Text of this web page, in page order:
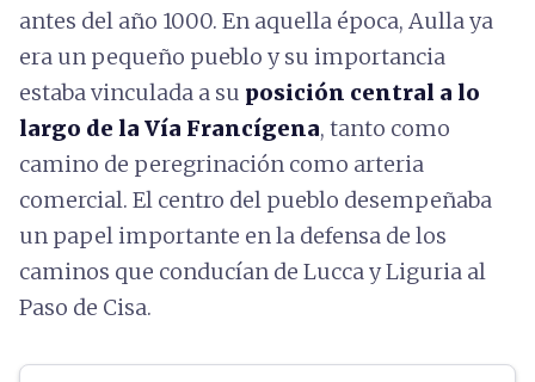
antes del año 1000. En aquella época, Aulla ya
era un pequeño pueblo y su importancia
estaba vinculada a su posición central a lo
largo de la Vía Francígena, tanto como
camino de peregrinación como arteria
comercial. El centro del pueblo desempeñaba
un papel importante en la defensa de los
caminos que conducían de Lucca y Liguria al
Paso de Cisa.